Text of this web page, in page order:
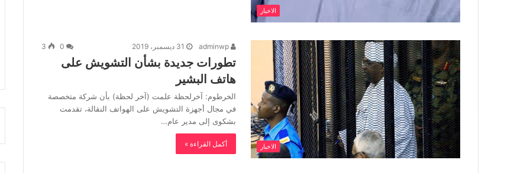
الاخبار
الاخبار
31 ديسمبر، 2019 3
تطورات جديدة بشأن التشويش على
هاتف البشير
الخرطوم: آخرلحظة علمت (آخر لحظة) بأن شركة متخصصة
في مجال أجهزة التشويش على الهواتف النقالة، تقدمت
بشكوى إلى مدير عام…
أكمل القراءة »